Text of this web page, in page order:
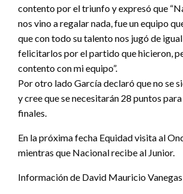
contento por el triunfo y expresó que
nos vino a regalar nada, fue un equipo
que con todo su talento nos jugó de
felicitarlos por el partido que hicieron,
contento con mi equipo”.
Por otro lado García declaró que no se
y cree que se necesitarán 28 puntos
finales.
En la próxima fecha Equidad visita al
mientras que Nacional recibe al Junior.
Información de David Mauricio